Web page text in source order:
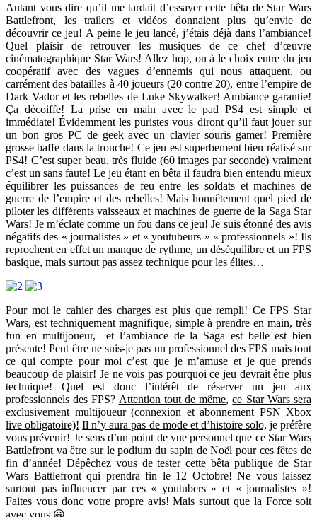
Autant vous dire qu’il me tardait d’essayer cette bêta de Star Wars
Battlefront, les trailers et vidéos donnaient plus qu’envie de
découvrir ce jeu! A peine le jeu lancé, j’étais déjà dans l’ambiance!
Quel plaisir de retrouver les musiques de ce chef d’œuvre
cinématographique Star Wars! Allez hop, on à le choix entre du jeu
coopératif avec des vagues d’ennemis qui nous attaquent, ou
carrément des batailles à 40 joueurs (20 contre 20), entre l’empire de
Dark Vador et les rebelles de Luke Skywalker! Ambiance garantie!
Ça décoiffe! La prise en main avec le pad PS4 est simple et
immédiate! Évidemment les puristes vous diront qu’il faut jouer sur
un bon gros PC de geek avec un clavier souris gamer! Première
grosse baffe dans la tronche! Ce jeu est superbement bien réalisé sur
PS4! C’est super beau, très fluide (60 images par seconde) vraiment
c’est un sans faute! Le jeu étant en bêta il faudra bien entendu mieux
équilibrer les puissances de feu entre les soldats et machines de
guerre de l’empire et des rebelles! Mais honnêtement quel pied de
piloter les différents vaisseaux et machines de guerre de la Saga Star
Wars! Je m’éclate comme un fou dans ce jeu! Je suis étonné des avis
négatifs des « journalistes » et « youtubeurs » « professionnels »! Ils
reprochent en effet un manque de rythme, un déséquilibre et un FPS
basique, mais surtout pas assez technique pour les élites…
Pour moi le cahier des charges est plus que rempli! Ce FPS Star
Wars, est techniquement magnifique, simple à prendre en main, très
fun en multijoueur, et l’ambiance de la Saga est belle est bien
présente! Peut être ne suis-je pas un professionnel des FPS mais tout
ce qui compte pour moi c’est que je m’amuse et je que prends
beaucoup de plaisir! Je ne vois pas pourquoi ce jeu devrait être plus
technique! Quel est donc l’intérêt de réserver un jeu aux
professionnels des FPS? Attention tout de même,ce Star Wars sera
exclusivement multijoueur (connexion et abonnement PSN Xbox
live obligatoire)! Il n’y aura pas de mode et d’histoire solo, je préfère
vous prévenir! Je sens d’un point de vue personnel que ce Star Wars
Battlefront va être sur le podium du sapin de Noël pour ces fêtes de
fin d’année! Dépêchez vous de tester cette bêta publique de Star
Wars Battlefront qui prendra fin le 12 Octobre! Ne vous laissez
surtout pas influencer par ces « youtubers » et « journalistes »!
Faites vous donc votre propre avis! Mais surtout que la Force soit
avec vous 😀